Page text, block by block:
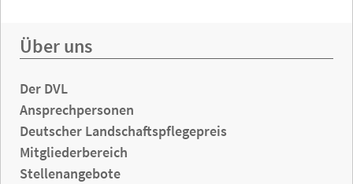
Über uns
Der DVL
Ansprechpersonen
Deutscher Landschaftspflegepreis
Mitgliederbereich
Stellenangebote